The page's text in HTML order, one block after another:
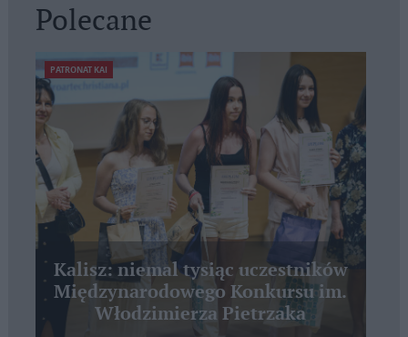
Polecane
PATRONAT KAI
Kalisz: niemal tysiąc uczestników
Międzynarodowego Konkursu im.
Włodzimierza Pietrzaka